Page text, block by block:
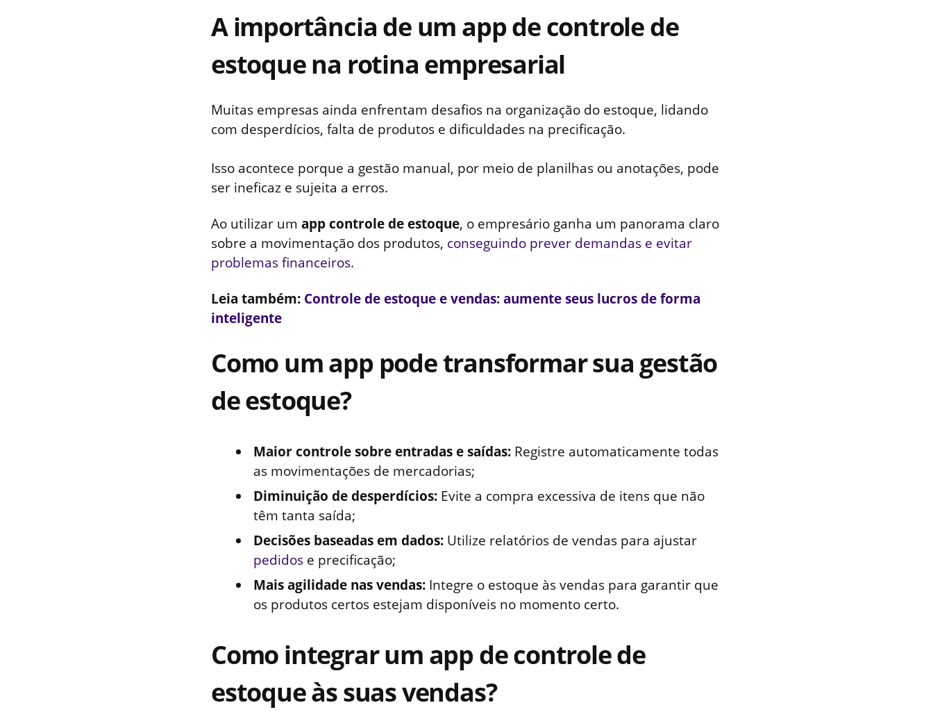
A importância de um app de controle de
estoque na rotina empresarial
Muitas empresas ainda enfrentam desafios na organização do estoque, lidando
com desperdícios, falta de produtos e dificuldades na precificação.
Isso acontece porque a gestão manual, por meio de planilhas ou anotações, pode
ser ineficaz e sujeita a erros.
Ao utilizar um app controle de estoque, o empresário ganha um panorama claro
sobre a movimentação dos produtos, conseguindo prever demandas e evitar
problemas financeiros.
Leia também: Controle de estoque e vendas: aumente seus lucros de forma
inteligente
Como um app pode transformar sua gestão
de estoque?
Maior controle sobre entradas e saídas: Registre automaticamente todas
as movimentações de mercadorias;
Diminuição de desperdícios: Evite a compra excessiva de itens que não
têm tanta saída;
Decisões baseadas em dados: Utilize relatórios de vendas para ajustar
pedidos e precificação;
Mais agilidade nas vendas: Integre o estoque às vendas para garantir que
os produtos certos estejam disponíveis no momento certo.
Como integrar um app de controle de
estoque às suas vendas?